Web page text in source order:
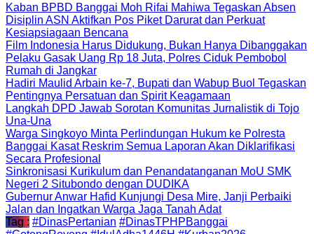
Kaban BPBD Banggai Moh Rifai Mahiwa Tegaskan Absen
Disiplin ASN Aktifkan Pos Piket Darurat dan Perkuat
Kesiapsiagaan Bencana
Film Indonesia Harus Didukung, Bukan Hanya Dibanggakan
Pelaku Gasak Uang Rp 18 Juta, Polres Ciduk Pembobol
Rumah di Jangkar
Hadiri Maulid Arbain ke-7, Bupati dan Wabup Buol Tegaskan
Pentingnya Persatuan dan Spirit Keagamaan
Langkah DPD Jawab Sorotan Komunitas Jurnalistik di Tojo
Una-Una
Warga Singkoyo Minta Perlindungan Hukum ke Polresta
Banggai Kasat Reskrim Semua Laporan Akan Diklarifikasi
Secara Profesional
Sinkronisasi Kurikulum dan Penandatanganan MoU SMK
Negeri 2 Situbondo dengan DUDIKA
Gubernur Anwar Hafid Kunjungi Desa Mire, Janji Perbaiki
Jalan dan Ingatkan Warga Jaga Tanah Adat
Tag : #DinasPertanian #DinasTPHPBanggai